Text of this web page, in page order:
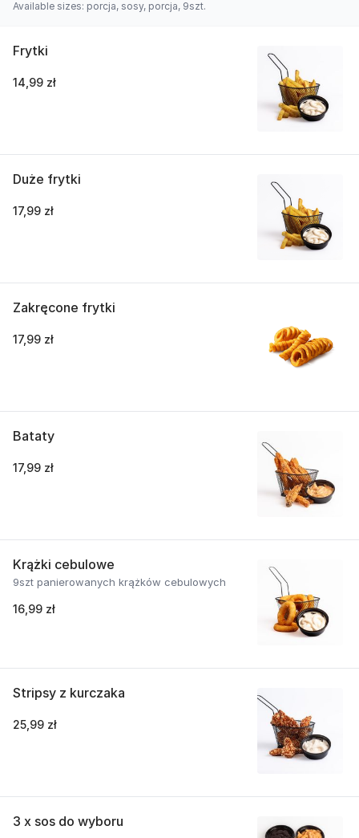
Available sizes: porcja, sosy, porcja, 9szt.
Frytki
14,99 zł
Duże frytki
17,99 zł
Zakręcone frytki
17,99 zł
Bataty
17,99 zł
Krążki cebulowe
9szt panierowanych krążków cebulowych
16,99 zł
Stripsy z kurczaka
25,99 zł
3 x sos do wyboru